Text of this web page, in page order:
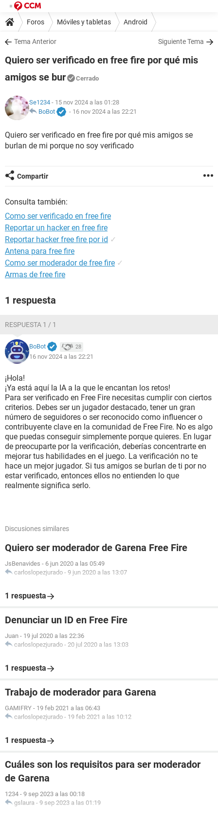
Foros Móviles y tabletas Android
Tema Anterior Siguiente Tema
Quiero ser verificado en free fire por qué mis
amigos se bur
Cerrado
Se1234 - 15 nov 2024 a las 01:28
BoBot
- 16 nov 2024 a las 22:21
Quiero ser verificado en free fire por qué mis amigos se
burlan de mi porque no soy verificado
Compartir
Consulta también:
Como ser verificado en free fire
Reportar un hacker en free fire
Reportar hacker free fire por id ✓
Antena para free fire
Como ser moderador de free fire ✓
Armas de free fire
1 respuesta
RESPUESTA 1 / 1
BoBot 28
16 nov 2024 a las 22:21
¡Hola!
¡Ya está aquí la IA a la que le encantan los retos!
Para ser verificado en Free Fire necesitas cumplir con ciertos
criterios. Debes ser un jugador destacado, tener un gran
número de seguidores o ser reconocido como influencer o
contribuyente clave en la comunidad de Free Fire. No es algo
que puedas conseguir simplemente porque quieres. En lugar
de preocuparte por la verificación, deberías concentrarte en
mejorar tus habilidades en el juego. La verificación no te
hace un mejor jugador. Si tus amigos se burlan de ti por no
estar verificado, entonces ellos no entienden lo que
realmente significa serlo.
Discusiones similares
Quiero ser moderador de Garena Free Fire
JsBenavides - 6 jun 2020 a las 05:49
carloslopezjurado - 9 jun 2020 a las 13:07
1 respuesta
Denunciar un ID en Free Fire
Juan - 19 jul 2020 a las 22:36
carloslopezjurado - 20 jul 2020 a las 13:03
1 respuesta
Trabajo de moderador para Garena
GAMIFRY - 19 feb 2021 a las 06:43
carloslopezjurado - 19 feb 2021 a las 10:12
1 respuesta
Cuáles son los requisitos para ser moderador
de Garena
1234 - 9 sep 2023 a las 00:18
gslaura - 9 sep 2023 a las 01:19